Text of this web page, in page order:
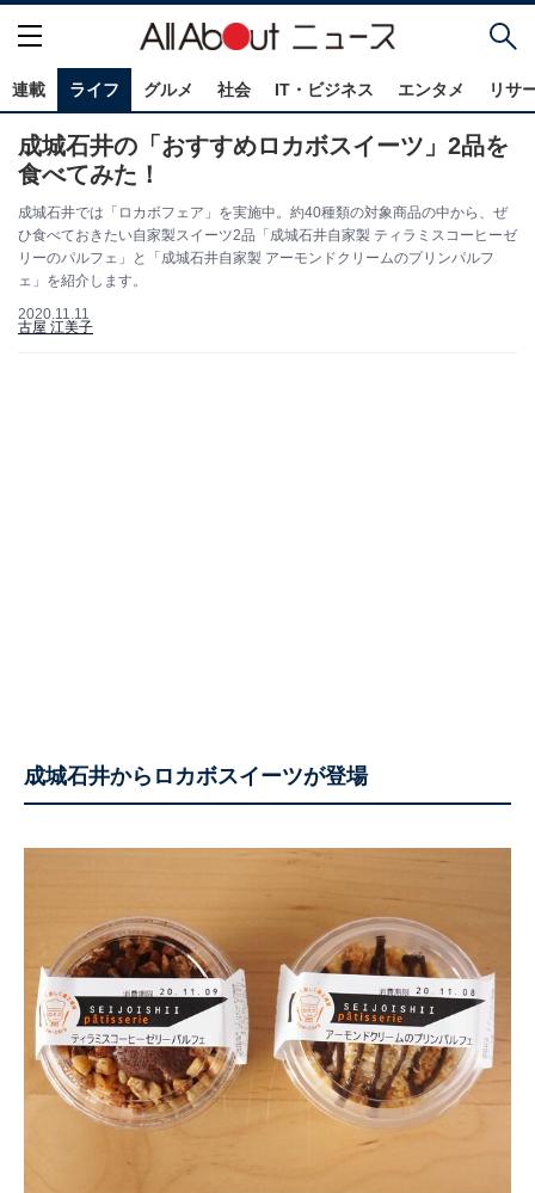
連載 ライフ グルメ 社会 IT・ビジネス エンタメ リサ
成城石井の「おすすめロカボスイーツ」2品を
食べてみた！
成城石井では「ロカボフェア」を実施中。約40種類の対象商品の中から、ぜ
ひ食べておきたい自家製スイーツ2品「成城石井自家製 ティラミスコーヒーゼ
リーのパルフェ」と「成城石井自家製 アーモンドクリームのプリンパルフ
ェ」を紹介します。
2020.11.11
古屋 江美子
成城石井からロカボスイーツが登場